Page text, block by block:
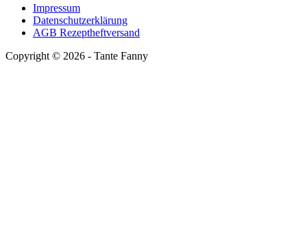
Impressum
Datenschutzerklärung
AGB Rezeptheftversand
Copyright © 2026 - Tante Fanny